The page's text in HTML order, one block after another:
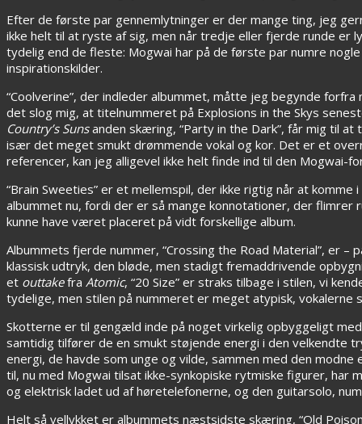
Efter de første par gennemlytninger er der mange ting, jeg
ikke helt til at ryste af sig, men når tredje eller fjerde runde
tydelig end de fleste: Mogwai har på de første par numre
inspirationskilder.
“Coolverine”, der indleder albummet, måtte jeg begynde
det slog mig, at titelnummeret på Explosions in the Skys
Country’s Sunsanden skæring, “Party in the Dark”, får mig til
især det meget smukt drømmende vokal og kor. Det er et
referencer, kan jeg alligevel ikke helt finde ind til den
“Brain Sweeties” er et mellemspil, der ikke rigtig når at
albummet nu, fordi der er så mange konnotationer, der
kunne have været placeret på vidt forskellige album.
Albummets fjerde nummer, “Crossing the Road Material”, er
klassisk udtryk, den bløde, men stadigt fremaddrivende
et outtakefra Atomic, “20 Size” er straks tilbage i stilen, vi
tydelige, men stilen på nummeret er meget atypisk, vokalerne
Skotterne er til gengæld inde på noget virkelig opbyggeligt
samtidig tilfører de en smukt støjende energi i den velkendte
energi, de havde som unge og vilde, sammen med den
til, nu med Mogwai tilsat ikke-synkopiske rytmiske figurer,
og elektrisk ladet ud af høretelefonerne, og den guitarsolo,
Helt så vellykket er albummets næstsidste skæring, “Old